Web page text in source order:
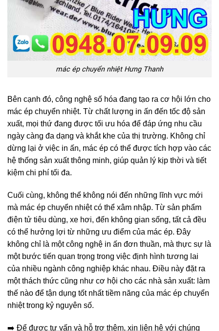
mác ép chuyển nhiệt Hưng Thanh
Bên cạnh đó, công nghệ số hóa đang tạo ra cơ hội lớn cho
mác ép chuyển nhiệt. Từ chất lượng in ấn đến tốc độ sản
xuất, mọi thứ đang được tối ưu hóa để đáp ứng nhu cầu
ngày càng đa dạng và khắt khe của thị trường. Không chỉ
dừng lại ở việc in ấn, mác ép có thể được tích hợp vào các
hệ thống sản xuất thông minh, giúp quản lý kịp thời và tiết
kiệm chi phí tối đa.
Cuối cùng, không thể không nói đến những lĩnh vực mới
mà mác ép chuyển nhiệt có thể xâm nhập. Từ sản phẩm
điện tử tiêu dùng, xe hơi, đến không gian sống, tất cả đều
có thể hưởng lợi từ những ưu điểm của mác ép. Đây
không chỉ là một công nghệ in ấn đơn thuần, mà thực sự là
một bước tiến quan trọng trong việc định hình tương lai
của nhiều ngành công nghiệp khác nhau. Điều này đặt ra
một thách thức cũng như cơ hội cho các nhà sản xuất: làm
thế nào để tận dụng tốt nhất tiềm năng của mác ép chuyển
nhiệt trong kỷ nguyên số.
➡️ Để được tư vấn và hỗ trợ thêm, xin liên hệ với chúng